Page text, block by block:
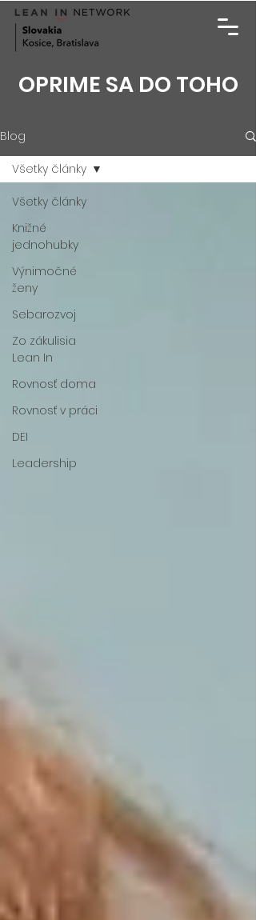
OPRIME SA DO TOHO
Blog
Všetky články
Knižné
jednohubky
Výnimočné
ženy
Sebarozvoj
Zo zákulisia
Lean In
Rovnosť doma
Rovnosť v práci
DEI
Leadership
Všetky články